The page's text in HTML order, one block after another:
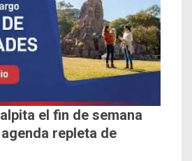
el fin de semana
repleta de